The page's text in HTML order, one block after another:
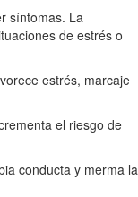
síntomas. La
de estrés o
estrés, marcaje
el riesgo de
conducta y merma la